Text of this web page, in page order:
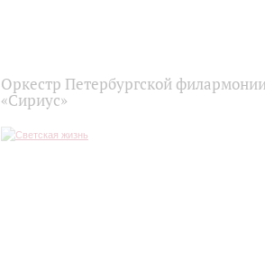
Оркестр Петербургской
«Сириус»